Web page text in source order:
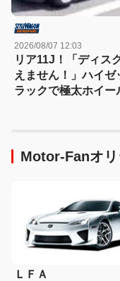
2026/08/07 12:03
リア11J！「ディス
えません！」ハイゼ
ラックで極太ホイー
Motor-Fanオ
ＬＦＡ